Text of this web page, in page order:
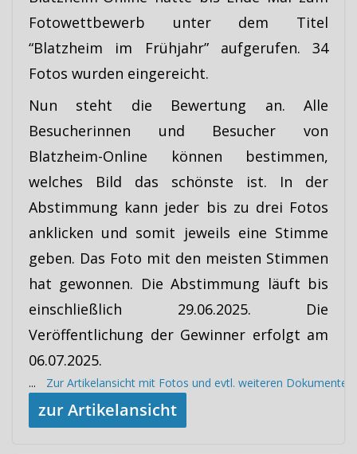
Fotowettbewerb unter dem Titel
“Blatzheim im Frühjahr” aufgerufen. 34
Fotos wurden eingereicht.
Nun steht die Bewertung an. Alle
Besucherinnen und Besucher von
Blatzheim-Online können bestimmen,
welches Bild das schönste ist. In der
Abstimmung kann jeder bis zu drei Fotos
anklicken und somit jeweils eine Stimme
geben. Das Foto mit den meisten Stimmen
hat gewonnen. Die Abstimmung läuft bis
einschließlich 29.06.2025. Die
Veröffentlichung der Gewinner erfolgt am
06.07.2025.
...Zur Artikelansicht mit Fotos und evtl. weiteren Dokumenten
zur Artikelansicht